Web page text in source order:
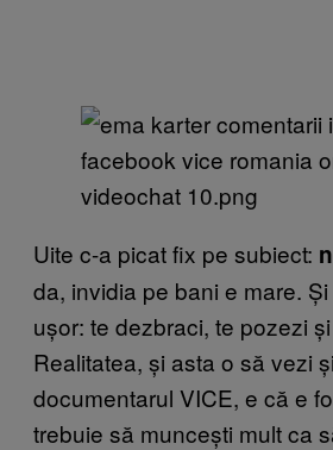
Uite c-a picat fix pe subiect:
da, invidia pe bani e mare.
ușor: te dezbraci, te pozezi
Realitatea, și asta o să vezi
documentarul VICE, e că e
trebuie să muncești mult ca